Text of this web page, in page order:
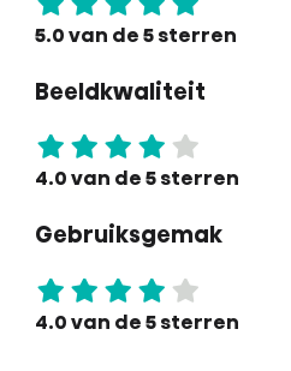
5.0 van de 5 sterren
Beeldkwaliteit
4.0 van de 5 sterren
Gebruiksgemak
4.0 van de 5 sterren